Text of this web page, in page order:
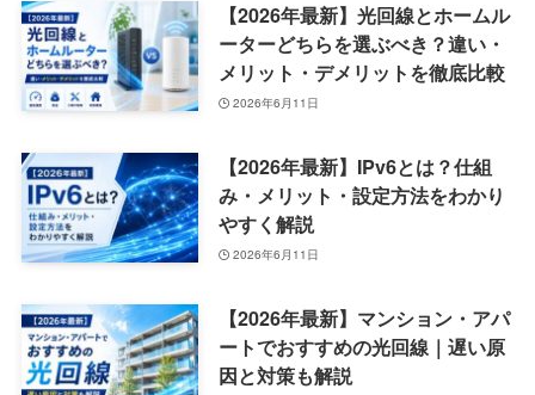
【2026年最新】光回線とホームル
ーターどちらを選ぶべき？違い・
メリット・デメリットを徹底比較
2026年6月11日
【2026年最新】IPv6とは？仕組
み・メリット・設定方法をわかり
やすく解説
2026年6月11日
【2026年最新】マンション・アパ
ートでおすすめの光回線｜遅い原
因と対策も解説